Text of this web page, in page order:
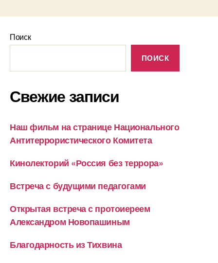
Поиск
ПОИСК
Свежие записи
Наш фильм на странице Национального
Антитеррористического Комитета
Кинолекторий «Россия без террора»
Встреча с будущими педагогами
Открытая встреча с протоиереем
Александром Новопашиным
Благодарность из Тихвина